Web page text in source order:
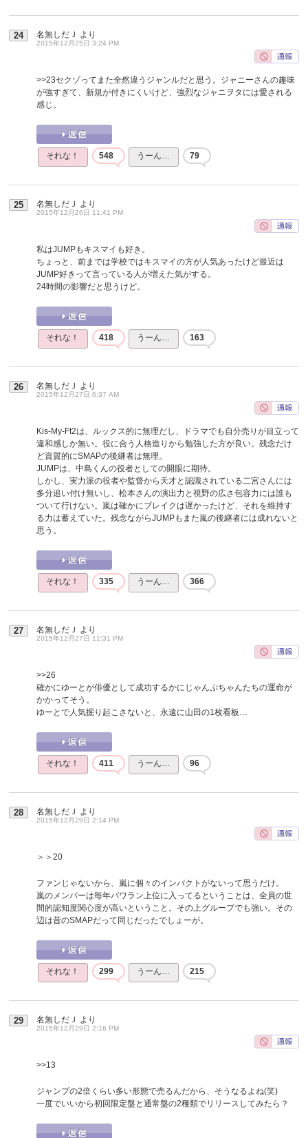
24 名無しだＪ より
2015年12月25日 3:24 PM
>>23セクゾってまた全然違うジャンルだと思う。ジャニーさんの趣味
が強すぎて、新規が付きにくいけど、強烈なジャニヲタには愛される
感じ。
それな！ 548 うーん… 79
25 名無しだＪ より
2015年12月26日 11:41 PM
私はJUMPもキスマイも好き。
ちょっと、前までは学校ではキスマイの方が人気あったけど最近は
JUMP好きって言っている人が増えた気がする。
24時間の影響だと思うけど。
それな！ 418 うーん… 163
26 名無しだＪ より
2015年12月27日 6:37 AM
Kis-My-Ft2は、ルックス的に無理だし、ドラマでも自分売りが目立って
違和感しか無い。役に合う人格造りから勉強した方が良い。残念だけ
ど資質的にSMAPの後継者は無理。
JUMPは、中島くんの役者としての開眼に期待。
しかし、実力派の役者や監督から天才と認識されている二宮さんには
多分追い付け無いし、松本さんの演出力と視野の広さ包容力には誰も
ついて行けない。嵐は確かにブレイクは遅かったけど、それを維持す
る力は蓄えていた。残念ながらJUMPもまた嵐の後継者には成れないと
思う。
それな！ 335 うーん… 366
27 名無しだＪ より
2015年12月27日 11:31 PM
>>26
確かにゆーとが俳優として成功するかにじゃんぷちゃんたちの運命が
かかってそう。
ゆーとで人気掘り起こさないと、永遠に山田の1枚看板…
それな！ 411 うーん… 96
28 名無しだＪ より
2015年12月29日 2:14 PM
＞＞20
ファンじゃないから、嵐に個々のインパクトがないって思うだけ。
嵐のメンバーは毎年パワラン上位に入ってるということは、全員の世
間的認知度関心度が高いということ。その上グループでも強い。その
辺は昔のSMAPだって同じだったでしょーが。
それな！ 299 うーん… 215
29 名無しだＪ より
2015年12月29日 2:16 PM
>>13
ジャンプの2倍くらい多い形態で売るんだから、そうなるよね(笑)
一度でいいから初回限定盤と通常盤の2種類でリリースしてみたら？